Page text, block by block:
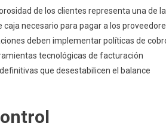
de los clientes representa una de
necesario para pagar a los
deben implementar políticas de
tecnológicas de facturación
que desestabilicen el balance